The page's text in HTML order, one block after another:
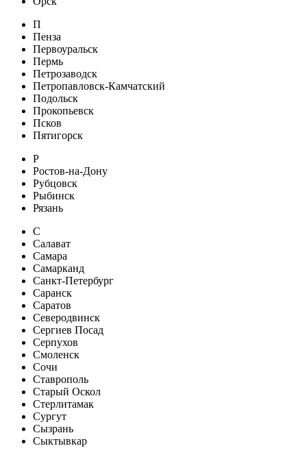
П
Пенза
Первоуральск
Пермь
Петрозаводск
Петропавловск-Камчатский
Подольск
Прокопьевск
Псков
Пятигорск
Р
Ростов-на-Дону
Рубцовск
Рыбинск
Рязань
С
Салават
Самара
Самарканд
Санкт-Петербург
Саранск
Саратов
Северодвинск
Сергиев Посад
Серпухов
Смоленск
Сочи
Ставрополь
Старый Оскол
Стерлитамак
Сургут
Сызрань
Сыктывкар